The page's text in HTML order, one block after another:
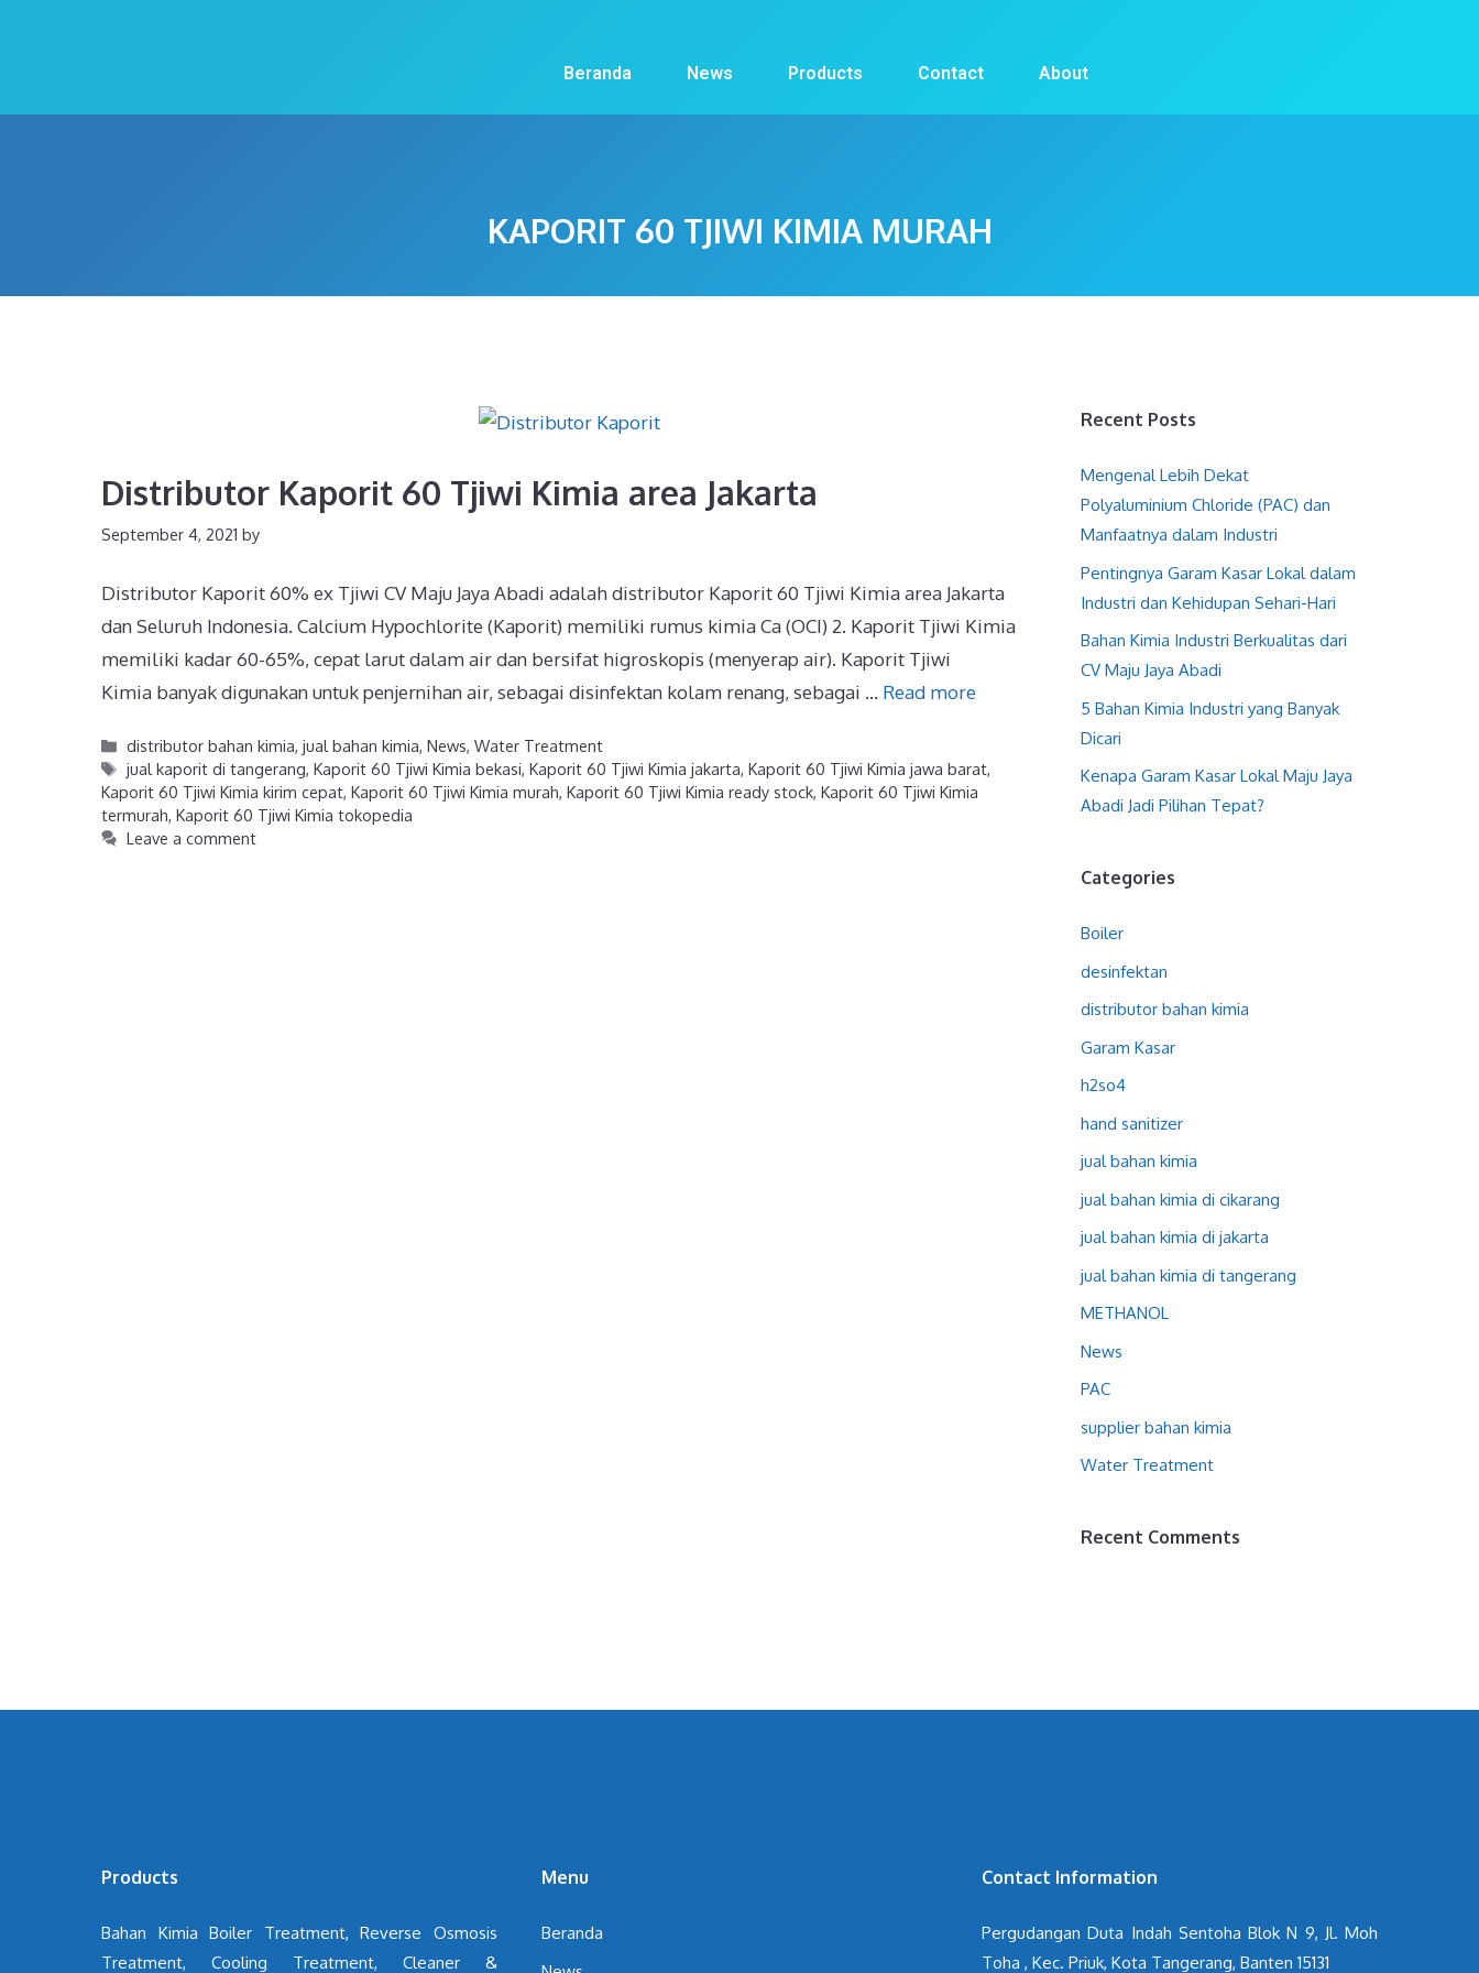
Beranda News Products Contact About
KAPORIT 60 TJIWI KIMIA MURAH
Distributor Kaporit 60 Tjiwi Kimia area Jakarta
September 4, 2021 by
Distributor Kaporit 60% ex Tjiwi CV Maju Jaya Abadi adalah distributor Kaporit 60 Tjiwi Kimia area Jakarta
dan Seluruh Indonesia. Calcium Hypochlorite (Kaporit) memiliki rumus kimia Ca (OCI) 2. Kaporit Tjiwi Kimia
memiliki kadar 60-65%, cepat larut dalam air dan bersifat higroskopis (menyerap air). Kaporit Tjiwi
Kimia banyak digunakan untuk penjernihan air, sebagai disinfektan kolam renang, sebagai … Read more
distributor bahan kimia,jual bahan kimia,News,Water Treatment
jual kaporit di tangerang,Kaporit 60 Tjiwi Kimia bekasi,Kaporit 60 Tjiwi Kimia jakarta,Kaporit 60 Tjiwi Kimia jawa barat,
Kaporit 60 Tjiwi Kimia kirim cepat, Kaporit 60 Tjiwi Kimia murah, Kaporit 60 Tjiwi Kimia ready stock, Kaporit 60 Tjiwi Kimia
termurah, Kaporit 60 Tjiwi Kimia tokopedia
Leave a comment
Recent Posts
Mengenal Lebih Dekat
Polyaluminium Chloride (PAC) dan
Manfaatnya dalam Industri
Pentingnya Garam Kasar Lokal dalam
Industri dan Kehidupan Sehari-Hari
Bahan Kimia Industri Berkualitas dari
CV Maju Jaya Abadi
5 Bahan Kimia Industri yang Banyak
Dicari
Kenapa Garam Kasar Lokal Maju Jaya
Abadi Jadi Pilihan Tepat?
Categories
Boiler
desinfektan
distributor bahan kimia
Garam Kasar
h2so4
hand sanitizer
jual bahan kimia
jual bahan kimia di cikarang
jual bahan kimia di jakarta
jual bahan kimia di tangerang
METHANOL
News
PAC
supplier bahan kimia
Water Treatment
Recent Comments
Products
Bahan Kimia Boiler Treatment, Reverse Osmosis
Treatment, Cooling Treatment, Cleaner &
Menu
Beranda
Contact Information
Pergudangan Duta Indah Sentoha Blok N 9, Jl. Moh
Toha , Kec. Priuk, Kota Tangerang, Banten 15131